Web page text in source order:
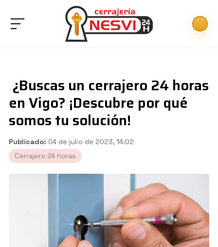
¿Buscas un cerrajero 24 horas
en Vigo? ¡Descubre por qué
somos tu solución!
Publicado: 04 de julio de 2023, 14:02
Cerrajero 24 horas